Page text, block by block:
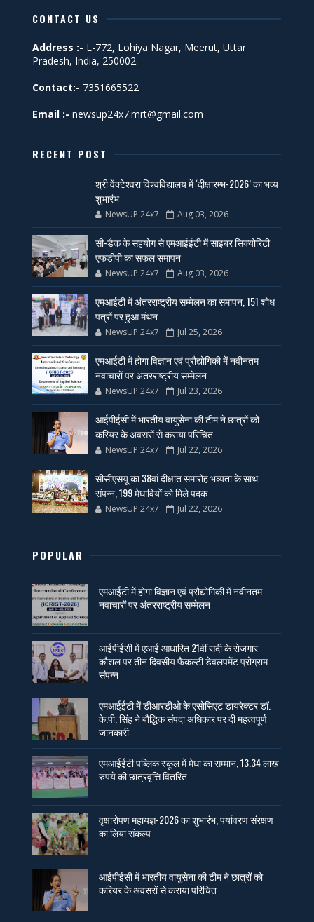
CONTACT US
Address :- L-772, Lohiya Nagar, Meerut, Uttar
Pradesh, India, 250002.
Contact:- 7351665522
Email :- newsup24x7.mrt@gmail.com
RECENT POST
श्री वेंक्टेश्वरा विश्वविद्यालय में ‘दीक्षारम्भ-2026’ का भव्य
शुभारंभ
NewsUP 24x7 Aug 03, 2026
सी-डैक के सहयोग से एमआईईटी में साइबर सिक्योरिटी
एफडीपी का सफल समापन
NewsUP 24x7 Aug 03, 2026
एमआईटी में अंतरराष्ट्रीय सम्मेलन का समापन, 151 शोध
पत्रों पर हुआ मंथन
NewsUP 24x7 Jul 25, 2026
एमआईटी में होगा विज्ञान एवं प्रौद्योगिकी में नवीनतम
नवाचारों पर अंतरराष्ट्रीय सम्मेलन
NewsUP 24x7 Jul 23, 2026
आईपीईसी में भारतीय वायुसेना की टीम ने छात्रों को
करियर के अवसरों से कराया परिचित
NewsUP 24x7 Jul 22, 2026
सीसीएसयू का 38वां दीक्षांत समारोह भव्यता के साथ
संपन्न, 199 मेधावियों को मिले पदक
NewsUP 24x7 Jul 22, 2026
POPULAR
एमआईटी में होगा विज्ञान एवं प्रौद्योगिकी में नवीनतम
नवाचारों पर अंतरराष्ट्रीय सम्मेलन
आईपीईसी में एआई आधारित 21वीं सदी के रोजगार
कौशल पर तीन दिवसीय फैकल्टी डेवलपमेंट प्रोग्राम
संपन्न
एमआईईटी में डीआरडीओ के एसोसिएट डायरेक्टर डॉ.
के.पी. सिंह ने बौद्धिक संपदा अधिकार पर दी महत्वपूर्ण
जानकारी
एमआईईटी पब्लिक स्कूल में मेधा का सम्मान, 13.34 लाख
रुपये की छात्रवृत्ति वितरित
वृक्षारोपण महायज्ञ-2026 का शुभारंभ, पर्यावरण संरक्षण
का लिया संकल्प
आईपीईसी में भारतीय वायुसेना की टीम ने छात्रों को
करियर के अवसरों से कराया परिचित